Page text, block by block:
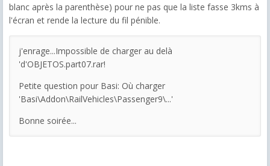
blanc après la parenthèse) pour ne pas que la liste fasse 3kms à
l'écran et rende la lecture du fil pénible.
j'enrage...Impossible de charger au delà
'd'OBJETOS.part07.rar!
Petite question pour Basi: Où charger
'Basi\Addon\RailVehicles\Passenger9\...'
Bonne soirée...